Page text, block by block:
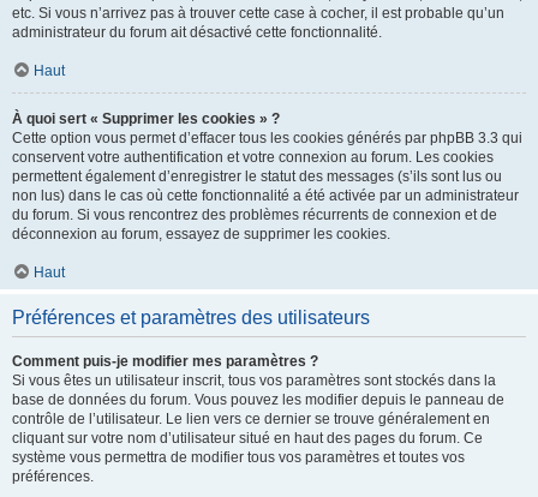
etc. Si vous n’arrivez pas à trouver cette case à cocher, il est probable qu’un
administrateur du forum ait désactivé cette fonctionnalité.
Haut
À quoi sert « Supprimer les cookies » ?
Cette option vous permet d’effacer tous les cookies générés par phpBB 3.3 qui
conservent votre authentification et votre connexion au forum. Les cookies
permettent également d’enregistrer le statut des messages (s’ils sont lus ou
non lus) dans le cas où cette fonctionnalité a été activée par un administrateur
du forum. Si vous rencontrez des problèmes récurrents de connexion et de
déconnexion au forum, essayez de supprimer les cookies.
Haut
Préférences et paramètres des utilisateurs
Comment puis-je modifier mes paramètres ?
Si vous êtes un utilisateur inscrit, tous vos paramètres sont stockés dans la
base de données du forum. Vous pouvez les modifier depuis le panneau de
contrôle de l’utilisateur. Le lien vers ce dernier se trouve généralement en
cliquant sur votre nom d’utilisateur situé en haut des pages du forum. Ce
système vous permettra de modifier tous vos paramètres et toutes vos
préférences.